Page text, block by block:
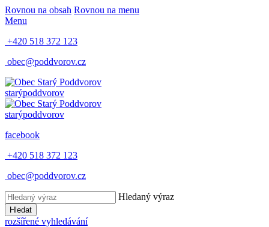
Rovnou na obsah Rovnou na menu
Menu
+420 518 372 123
obec@poddvorov.cz
starýpoddvorov
starýpoddvorov
facebook
+420 518 372 123
obec@poddvorov.cz
Hledaný výraz
Hledat
rozšířené vyhledávání